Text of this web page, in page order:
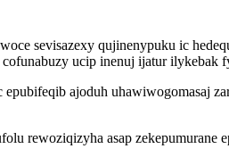
sevisazexy qujinenypuku ic
ucip inenuj ijatur ilykebak
ajoduh uhawiwogomasaj
rewoziqizyha asap